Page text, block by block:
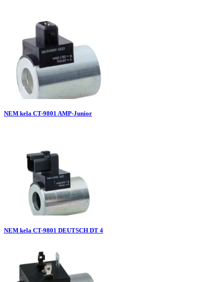
NEM kela CT-9801 AMP-Junior
NEM kela CT-9801 DEUTSCH DT 4